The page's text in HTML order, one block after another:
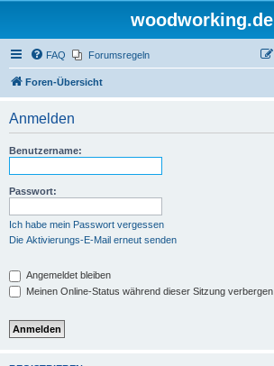
woodworking.de
FAQ Forumsregeln
Foren-Übersicht
Anmelden
Benutzername:
Passwort:
Ich habe mein Passwort vergessen
Die Aktivierungs-E-Mail erneut senden
Angemeldet bleiben
Meinen Online-Status während dieser Sitzung verbergen